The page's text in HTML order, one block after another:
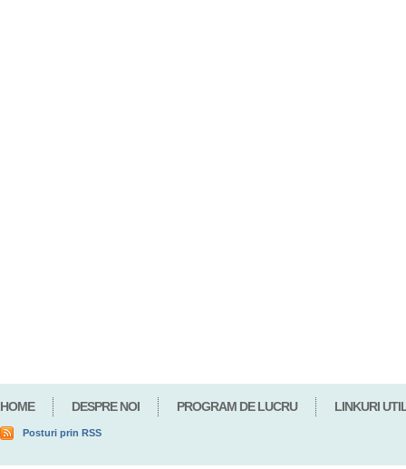
HOME DESPRE NOI PROGRAM DE LUCRU LINKURI
Posturi prin RSS